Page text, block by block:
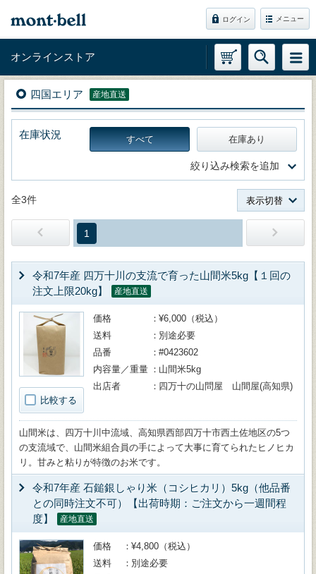
ログイン メニュー
オンラインストア
四国エリア 産地直送
在庫状況 すべて 在庫あり
絞り込み検索を追加
全3件 表示切替
1
令和7年産 四万十川の支流で育った山間米5kg【１回の
注文上限20kg】
産地直送
比較する
価格
¥6,000（税込）
送料
別途必要
品番
#0423602
内容量／重量
山間米5kg
出店者
四万十の山問屋 山間屋(高知県)
山間米は、四万十川中流域、高知県西部四万十市西土佐地区の5つ
の支流域で、山間米組合員の手によって大事に育てられたヒノヒカ
リ。甘みと粘りが特徴のお米です。
令和7年産 石鎚銀しゃり米（コシヒカリ）5kg（他品番
との同時注文不可）【出荷時期：ご注文から一週間程
度】
産地直送
価格
¥4,800（税込）
送料
別途必要